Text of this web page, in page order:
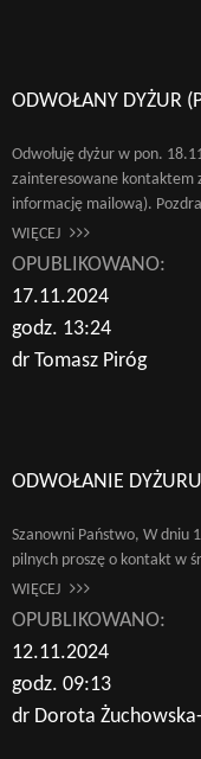
ODWOŁANY DYŻUR
Odwołuję dyżur w pon.
zainteresowane kontaktem
informację mailową).
WIĘCEJ
OPUBLIKOWANO:
17.11.2024
godz. 13:24
dr Tomasz Piróg
ODWOŁANIE
Szanowni Państwo, W dniu
pilnych proszę o kontakt w
WIĘCEJ
OPUBLIKOWANO:
12.11.2024
godz. 09:13
dr Dorota